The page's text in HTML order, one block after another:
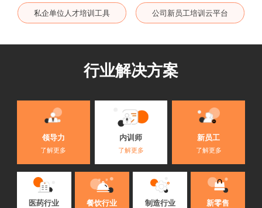
私企单位人才培训工具 公司新员工培训云平台
行业解决方案
领导力
了解更多
内训师
了解更多
新员工
了解更多
医药行业 餐饮行业 制造行业 新零售